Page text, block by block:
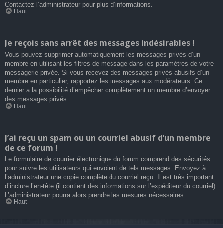
Contactez l’administrateur pour plus d’informations.
Haut
Je reçois sans arrêt des messages indésirables !
Vous pouvez supprimer automatiquement les messages privés d’un
membre en utilisant les filtres de message dans les paramètres de votre
messagerie privée. Si vous recevez des messages privés abusifs d’un
membre en particulier, rapportez les messages aux modérateurs. Ce
dernier a la possibilité d’empêcher complètement un membre d’envoyer
des messages privés.
Haut
J’ai reçu un spam ou un courriel abusif d’un membre
de ce forum !
Le formulaire de courrier électronique du forum comprend des sécurités
pour suivre les utilisateurs qui envoient de tels messages. Envoyez à
l’administrateur une copie complète du courriel reçu. Il est très important
d’inclure l’en-tête (il contient des informations sur l’expéditeur du courriel).
L’administrateur pourra alors prendre les mesures nécessaires.
Haut